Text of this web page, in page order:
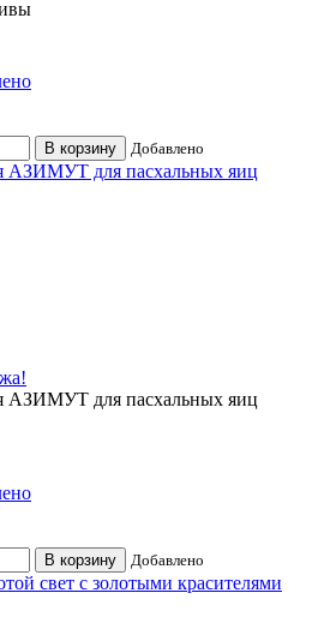
В корзину Добавлено
АЗИМУТ для пасхальных яиц
АЗИМУТ для пасхальных яиц
В корзину Добавлено
свет с золотыми красителями